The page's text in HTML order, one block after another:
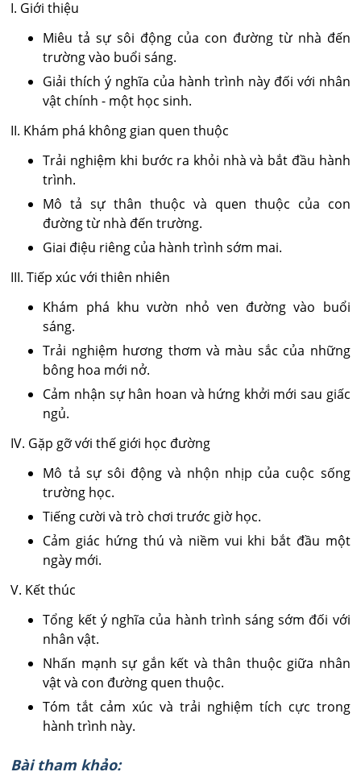
I. Giới thiệu
Miêu tả sự sôi động của con đường từ nhà đến
trường vào buổi sáng.
Giải thích ý nghĩa của hành trình này đối với nhân
vật chính - một học sinh.
II. Khám phá không gian quen thuộc
Trải nghiệm khi bước ra khỏi nhà và bắt đầu hành
trình.
Mô tả sự thân thuộc và quen thuộc của con
đường từ nhà đến trường.
Giai điệu riêng của hành trình sớm mai.
III. Tiếp xúc với thiên nhiên
Khám phá khu vườn nhỏ ven đường vào buổi
sáng.
Trải nghiệm hương thơm và màu sắc của những
bông hoa mới nở.
Cảm nhận sự hân hoan và hứng khởi mới sau giấc
ngủ.
IV. Gặp gỡ với thế giới học đường
Mô tả sự sôi động và nhộn nhịp của cuộc sống
trường học.
Tiếng cười và trò chơi trước giờ học.
Cảm giác hứng thú và niềm vui khi bắt đầu một
ngày mới.
V. Kết thúc
Tổng kết ý nghĩa của hành trình sáng sớm đối với
nhân vật.
Nhấn mạnh sự gắn kết và thân thuộc giữa nhân
vật và con đường quen thuộc.
Tóm tắt cảm xúc và trải nghiệm tích cực trong
hành trình này.
Bài tham khảo: